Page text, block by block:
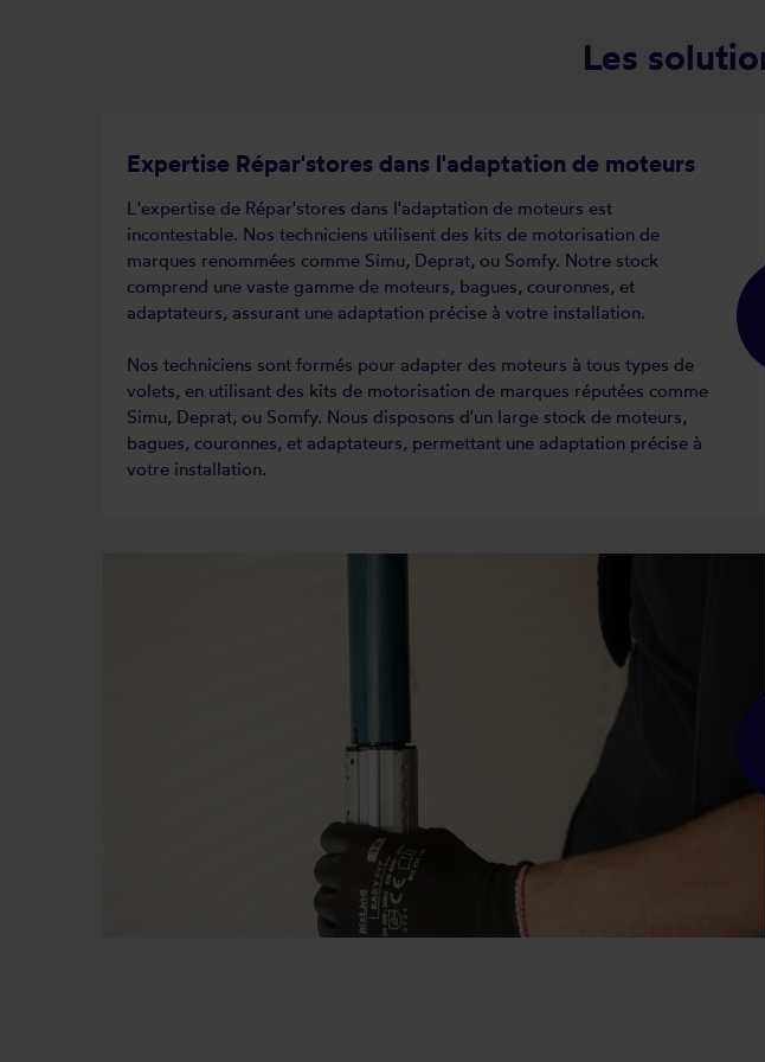
Les
Expertise Répar'stores dans l'adaptation de moteurs
L'expertise de Répar'stores dans l'adaptation de moteurs est
incontestable. Nos techniciens utilisent des kits de motorisation de
marques renommées comme Simu, Deprat, ou Somfy. Notre stock
comprend une vaste gamme de moteurs, bagues, couronnes, et
adaptateurs, assurant une adaptation précise à votre installation.
Nos techniciens sont formés pour adapter des moteurs à tous types de
volets, en utilisant des kits de motorisation de marques réputées comme
Simu, Deprat, ou Somfy. Nous disposons d'un large stock de moteurs,
bagues, couronnes, et adaptateurs, permettant une adaptation précise à
votre installation.